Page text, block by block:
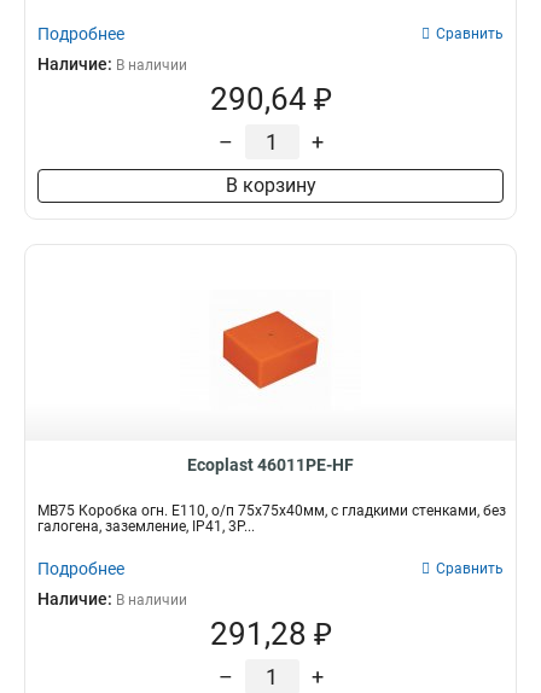
Подробнее Сравнить
Наличие: В наличии
290,64 ₽
– +
В корзину
Ecoplast 46011PE-HF
MB75 Коробка огн. E110, о/п 75х75х40мм, с гладкими стенками, без
галогена, заземление, IP41, 3P...
Подробнее Сравнить
Наличие: В наличии
291,28 ₽
– +